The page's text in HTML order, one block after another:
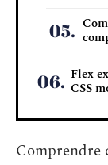
Flex
CSS
Comprendre